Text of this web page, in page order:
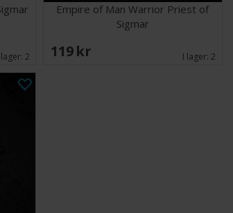
2
Empire of Man Warrior Priest of
Sigmar
119 SEK I lager:2